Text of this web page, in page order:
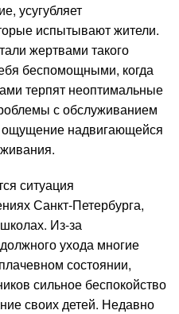
усугубляет
испытывают жители.
жертвами такого
беспомощными, когда
терпят неоптимальные
с обслуживанием
ощущение надвигающейся
ситуация
Санкт-Петербурга,
Из-за
ухода многие
состоянии,
сильное беспокойство
своих детей. Недавно